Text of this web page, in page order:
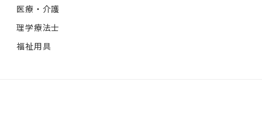
医療・介護
理学療法士
福祉用具